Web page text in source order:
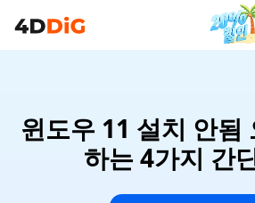
윈도우 11 설치 안됨
하는 4가지 간